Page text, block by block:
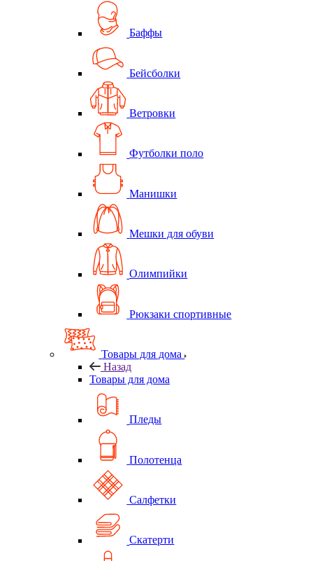
Баффы
Бейсболки
Ветровки
Футболки поло
Манишки
Мешки для обуви
Олимпийки
Рюкзаки спортивные
Товары для дома
Назад
Товары для дома
Пледы
Полотенца
Салфетки
Скатерти